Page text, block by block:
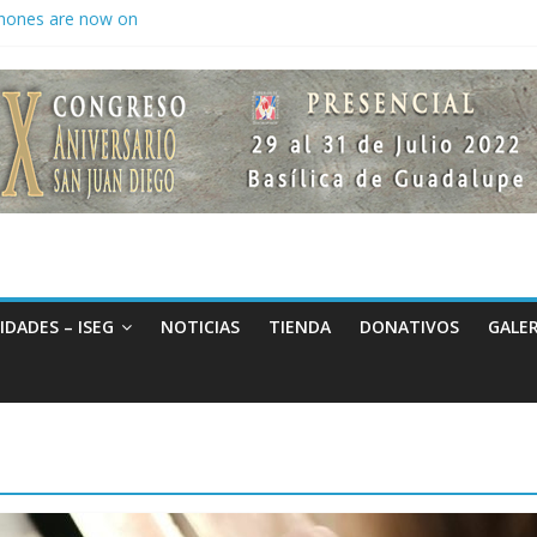
are now on
to keep secrets?
the world
– ISEG NOTICIAS TIENDA DONATIVOS